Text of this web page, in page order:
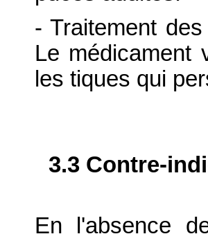
- Traitement
Le médicament
les tiques qui
3.3 Contre-
En l'absence